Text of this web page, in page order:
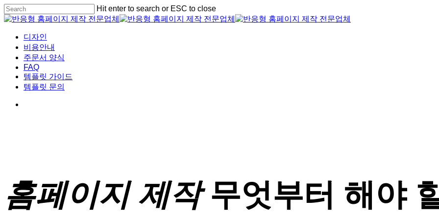
Skip
to
main
content
Hit enter to search or ESC to close
Close
Menu
디자인
비용안내
주문서 양식
FAQ
템플릿 가이드
템플릿 문의
홈페이지 제작무엇부터 해야